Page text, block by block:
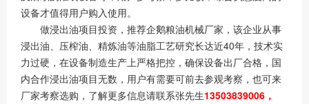
设备才值得用户购入使用。
做浸出油项目投资，推荐企鹅粮油机械厂家，该企业从事
浸出油、压榨油、精炼油等油脂工艺研究长达近40年，技术实
力过硬，在设备制造生产上严格把控，确保设备出厂合格，国
内合作浸出油项目无数，用户有需要可前去参观考察，也可来
厂家考察选购，了解更多信息请联系张先生13503839006，